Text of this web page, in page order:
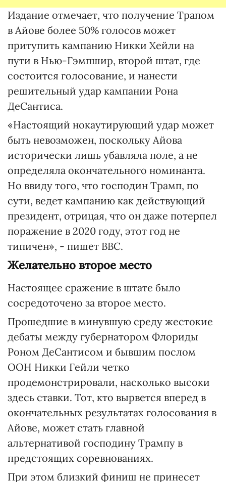
Издание отмечает, что получение Трапом
в Айове более 50% голосов может
притупить кампанию Никки Хейли на
пути в Нью-Гэмпшир, второй штат, где
состоится голосование, и нанести
решительный удар кампании Рона
ДеСантиса.
«Настоящий нокаутирующий удар может
быть невозможен, поскольку Айова
исторически лишь убавляла поле, а не
определяла окончательного номинанта.
Но ввиду того, что господин Трамп, по
сути, ведет кампанию как действующий
президент, отрицая, что он даже потерпел
поражение в 2020 году, этот год не
типичен», - пишет ВВС.
Желательно второе место
Настоящее сражение в штате было
сосредоточено за второе место.
Прошедшие в минувшую среду жестокие
дебаты между губернатором Флориды
Роном ДеСантисом и бывшим послом
ООН Никки Гейли четко
продемонстрировали, насколько высоки
здесь ставки. Тот, кто вырвется вперед в
окончательных результатах голосования в
Айове, может стать главной
альтернативой господину Трампу в
предстоящих соревнованиях.
При этом близкий финиш не принесет